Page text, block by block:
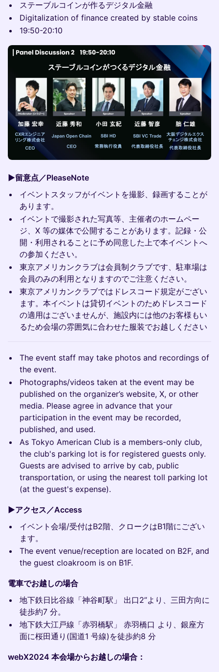
ステーブルコインが作るデジタル金融
Digitalization of finance created by stable coins
19:50-20:10
▶️留意点／PleaseNote
イベントスタッフがイベントを撮影、録画することが
あります。
イベントで撮影された写真等、主催者のホームペー
ジ、X 等の媒体で公開することがあります。記録・公
開・利用されることに予め同意した上で本イベントへ
の参加ください。
東京アメリカンクラブは会員制クラブです、駐車場は
会員のみの利用となりますのでご注意ください。
東京アメリカンクラブではドレスコード規定がござい
ます。本イベントは貸切イベントのためドレスコード
の適用はございませんが、施設内には他のお客様もい
るため会場の雰囲気に合わせた服装でお越しください
The event staff may take photos and recordings of
the event.
Photographs/videos taken at the event may be
published on the organizer’s website, X, or other
media. Please agree in advance that your
participation in the event may be recorded,
published, and used.
As Tokyo American Club is a members-only club,
the club's parking lot is for registered guests only.
Guests are advised to arrive by cab, public
transportation, or using the nearest toll parking lot
(at the guest's expense).
▶️アクセス／Access
イベント会場/受付はB2階、クロークはB1階にござい
ます。
The event venue/reception are located on B2F, and
the guest cloakroom is on B1F.
電車でお越しの場合
地下鉄日比谷線「神谷町駅」 出口2”より、三田方向に
徒歩約7 分。
地下鉄大江戸線「赤羽橋駅」 赤羽橋口 より、銀座方
面に桜田通り(国道1 号線)を徒歩約8 分
webX2024 本会場からお越しの場合：